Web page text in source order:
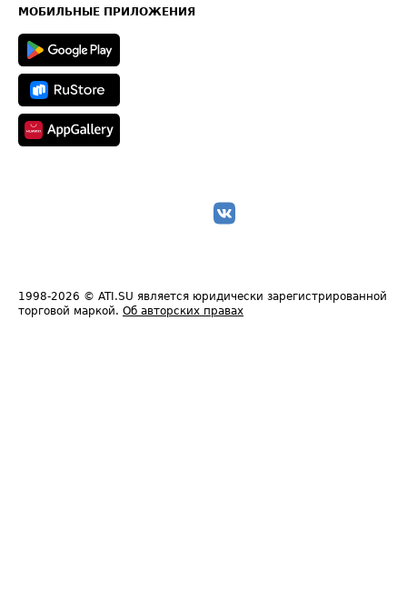
Техническая информация
МОБИЛЬНЫЕ ПРИЛОЖЕНИЯ
1998-2026 © ATI.SU является юридически зарегистрированной
торговой маркой. Об авторских правах